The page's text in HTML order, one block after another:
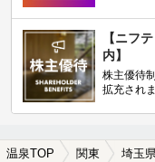
【ニフ
内】
株主優待
拡充され
温泉TOP 関東 埼玉